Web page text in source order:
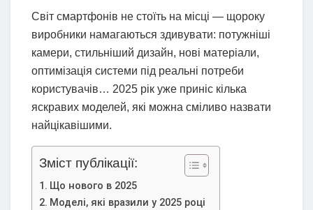
Світ смартфонів не стоїть на місці — щороку
виробники намагаються здивувати: потужніші
камери, стильніший дизайн, нові матеріали,
оптимізація системи під реальні потреби
користувачів… 2025 рік уже приніс кілька
яскравих моделей, які можна сміливо назвати
найцікавішими.
Зміст публікації:
Що нового в 2025
Моделі, які вразили у 2025 році